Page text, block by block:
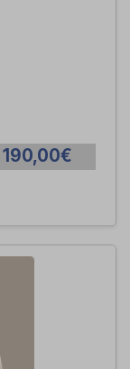
190,00€